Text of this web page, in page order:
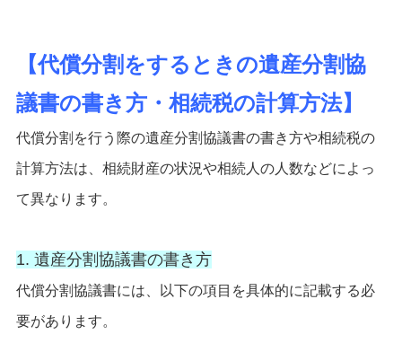
【代償分割をするときの遺産分割協
議書の書き方・相続税の計算方法】
代償分割を行う際の遺産分割協議書の書き方や相続税の
計算方法は、相続財産の状況や相続人の人数などによっ
て異なります。
1. 遺産分割協議書の書き方
代償分割協議書には、以下の項目を具体的に記載する必
要があります。